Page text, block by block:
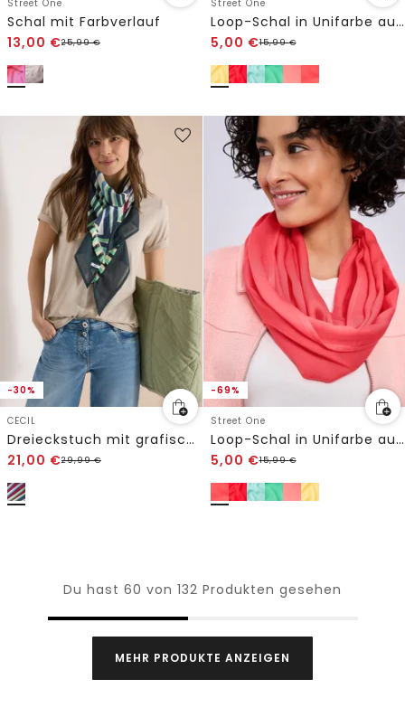
Street One
Schal mit Farbverlauf
13,00 €25,99€
Street One
Loop-Schal in Unifarbe aus Viskose
5,00 €15,99€
-30%
CECIL
Dreieckstuch mit grafischem Muster
21,00 €29,99€
-69%
Street One
Loop-Schal in Unifarbe aus Viskose
5,00 €15,99€
Du hast 60 von 132 Produkten gesehen
MEHR PRODUKTE ANZEIGEN